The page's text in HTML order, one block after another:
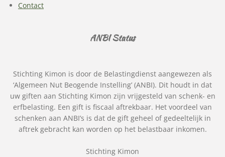
Contact
ANBI Status
Stichting Kimon is door de Belastingdienst aangewezen als
‘Algemeen Nut Beogende Instelling’ (ANBI). Dit houdt in dat
uw giften aan Stichting Kimon zijn vrijgesteld van schenk- en
erfbelasting. Een gift is fiscaal aftrekbaar. Het voordeel van
schenken aan ANBI’s is dat de gift geheel of gedeeltelijk in
aftrek gebracht kan worden op het belastbaar inkomen.
Stichting Kimon